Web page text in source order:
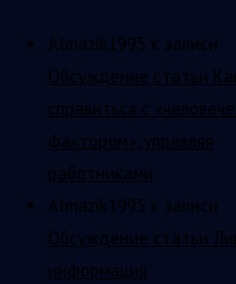
Almazik1995 к записи
Обсуждение статьи
справиться с
фактором», управляя
работниками
Almazik1995 к записи
Обсуждение статьи
информация